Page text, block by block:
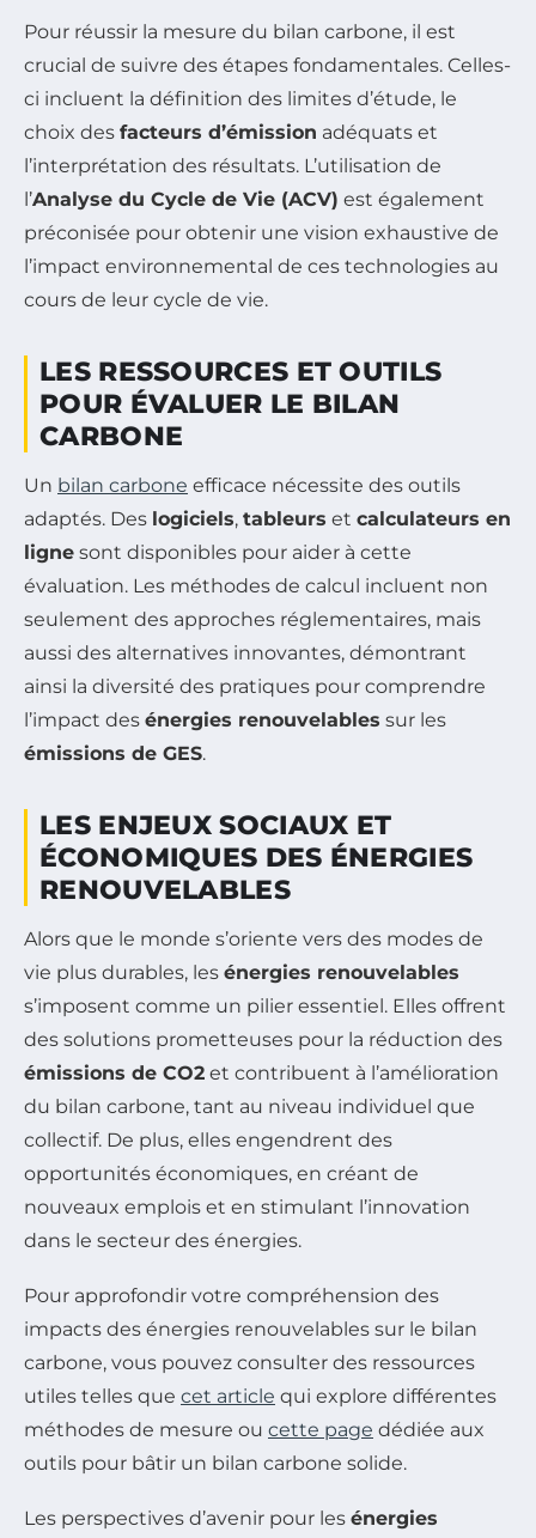
Pour réussir la mesure du bilan carbone, il est
crucial de suivre des étapes fondamentales. Celles-
ci incluent la définition des limites d’étude, le
choix des facteurs d’émission adéquats et
l’interprétation des résultats. L’utilisation de
l’Analyse du Cycle de Vie (ACV) est également
préconisée pour obtenir une vision exhaustive de
l’impact environnemental de ces technologies au
cours de leur cycle de vie.
LES RESSOURCES ET OUTILS
POUR ÉVALUER LE BILAN
CARBONE
Un bilan carbone efficace nécessite des outils
adaptés. Des logiciels, tableurs et calculateurs en
ligne sont disponibles pour aider à cette
évaluation. Les méthodes de calcul incluent non
seulement des approches réglementaires, mais
aussi des alternatives innovantes, démontrant
ainsi la diversité des pratiques pour comprendre
l’impact des énergies renouvelables sur les
émissions de GES.
LES ENJEUX SOCIAUX ET
ÉCONOMIQUES DES ÉNERGIES
RENOUVELABLES
Alors que le monde s’oriente vers des modes de
vie plus durables, les énergies renouvelables
s’imposent comme un pilier essentiel. Elles offrent
des solutions prometteuses pour la réduction des
émissions de CO2 et contribuent à l’amélioration
du bilan carbone, tant au niveau individuel que
collectif. De plus, elles engendrent des
opportunités économiques, en créant de
nouveaux emplois et en stimulant l’innovation
dans le secteur des énergies.
Pour approfondir votre compréhension des
impacts des énergies renouvelables sur le bilan
carbone, vous pouvez consulter des ressources
utiles telles que cet article qui explore différentes
méthodes de mesure ou cette page dédiée aux
outils pour bâtir un bilan carbone solide.
Les perspectives d’avenir pour les énergies